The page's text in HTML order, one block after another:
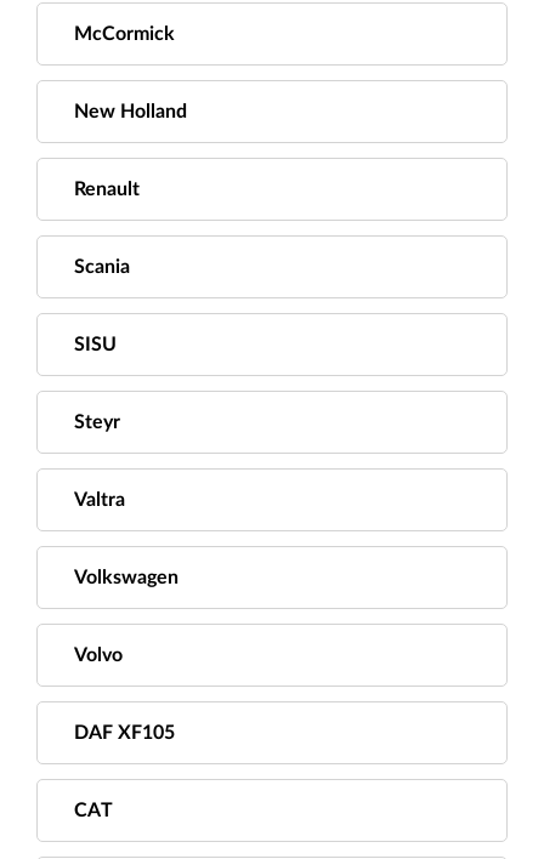
McCormick
New Holland
Renault
Scania
SISU
Steyr
Valtra
Volkswagen
Volvo
DAF XF105
CAT